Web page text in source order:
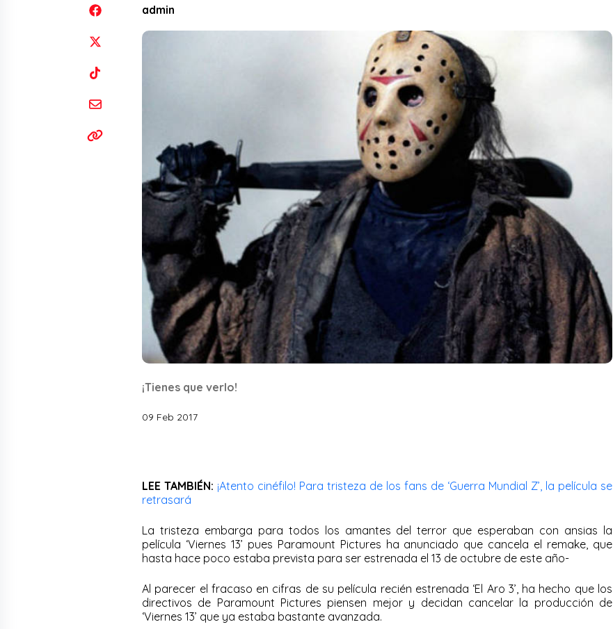
admin
¡Tienes que verlo!
09 Feb 2017
LEE TAMBIÉN: ¡Atento cinéfilo! Para tristeza de los fans de ‘Guerra Mundial Z’, la película se
retrasará
La tristeza embarga para todos los amantes del terror que esperaban con ansias la
película ‘Viernes 13’ pues Paramount Pictures ha anunciado que cancela el remake, que
hasta hace poco estaba prevista para ser estrenada el 13 de octubre de este año-
Al parecer el fracaso en cifras de su película recién estrenada ‘El Aro 3’, ha hecho que los
directivos de Paramount Pictures piensen mejor y decidan cancelar la producción de
‘Viernes 13’ que ya estaba bastante avanzada.